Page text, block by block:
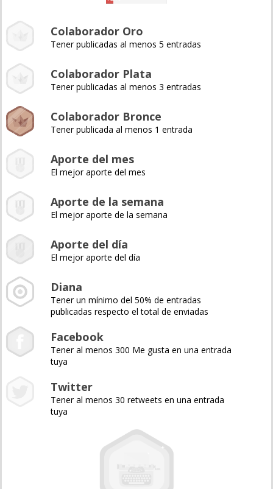
Colaborador Oro
Tener publicadas al menos 5 entradas
Colaborador Plata
Tener publicadas al menos 3 entradas
Colaborador Bronce
Tener publicada al menos 1 entrada
Aporte del mes
El mejor aporte del mes
Aporte de la semana
El mejor aporte de la semana
Aporte del día
El mejor aporte del día
Diana
Tener un mínimo del 50% de entradas
publicadas respecto el total de enviadas
Facebook
Tener al menos 300 Me gusta en una entrada
tuya
Twitter
Tener al menos 30 retweets en una entrada
tuya